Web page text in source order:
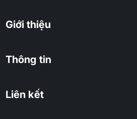
Giới thiệu
Thông tin
Liên kết